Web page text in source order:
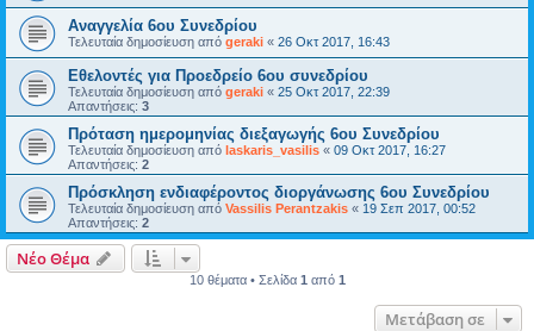
Αναγγελία 6ου Συνεδρίου
Τελευταία δημοσίευση από geraki « 26 Οκτ 2017, 16:43
Εθελοντές για Προεδρείο 6ου συνεδρίου
Τελευταία δημοσίευση από geraki « 25 Οκτ 2017, 22:39
Απαντήσεις: 3
Πρόταση ημερομηνίας διεξαγωγής 6ου Συνεδρίου
Τελευταία δημοσίευση από laskaris_vasilis « 09 Οκτ 2017, 16:27
Απαντήσεις: 2
Πρόσκληση ενδιαφέροντος διοργάνωσης 6ου Συνεδρίου
Τελευταία δημοσίευση από Vassilis Perantzakis « 19 Σεπ 2017, 00:52
Απαντήσεις: 2
Νέο Θέμα
10 θέματα • Σελίδα 1 από 1
Μετάβαση σε